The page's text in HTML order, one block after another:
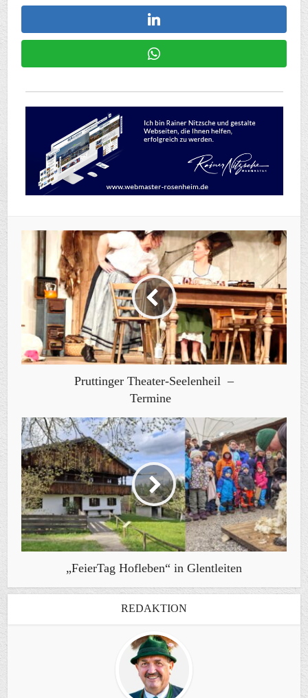
Pruttinger Theater-Seelenheil –
Termine
„FeierTag Hofleben“ in Glentleiten
REDAKTION